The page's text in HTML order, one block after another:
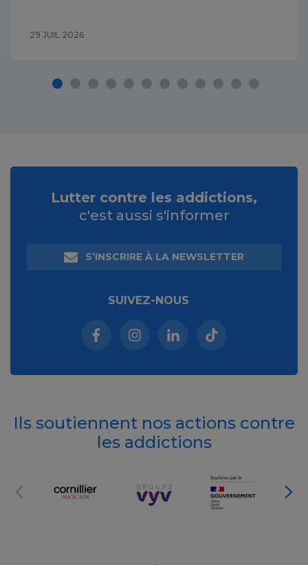
29 JUIL 2026
Lutter contre les addictions,
c'est aussi s'informer
S’INSCRIRE À LA NEWSLETTER
SUIVEZ-NOUS
Facebook (nouvelle fenêtre)
Instagram (nouvelle fenêtre)
Linkedin (nouvelle
Tiktok (nouvelle
Ils soutiennent nos actions contre
les addictions